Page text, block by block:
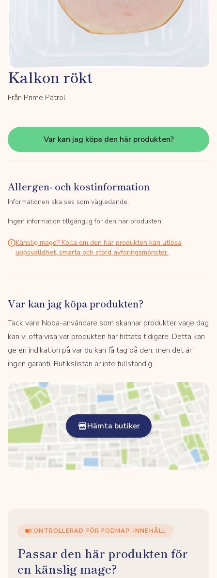
Kalkon rökt
Från Prime Patrol
Var kan jag köpa den här produkten?
Allergen- och kostinformation
Informationen ska ses som vägledande.
Ingen information tillgänglig för den här produkten.
Känslig mage? Kolla om den här produkten kan utlösa
uppsvälldhet, smärta och störd avföringsmönster.
Var kan jag köpa produkten?
Tack vare Noba-användare som skannar produkter varje dag
kan vi ofta visa var produkten har hittats tidigare. Detta kan
ge en indikation på var du kan få tag på den, men det är
ingen garanti. Butikslistan är inte fullständig.
Hämta butiker
KONTROLLERAD FÖR FODMAP-INNEHÅLL
Passar den här produkten för
en känslig mage?